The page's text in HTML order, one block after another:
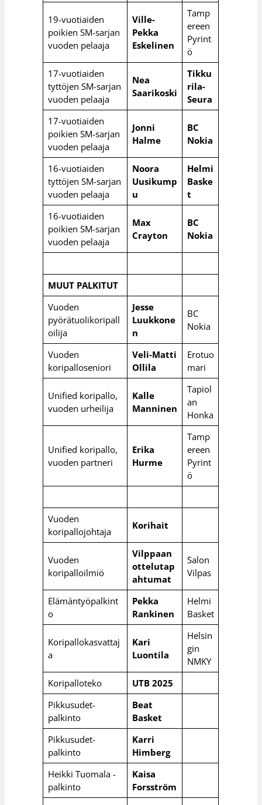
19-vuotiaiden
poikien SM-sarjan
vuoden pelaaja
Ville-
Pekka
Eskelinen
Tamp
ereen
Pyrint
ö
17-vuotiaiden
tyttöjen SM-sarjan
vuoden pelaaja
Nea
Saarikoski
Tikku
rila-
Seura
17-vuotiaiden
poikien SM-sarjan
vuoden pelaaja
Jonni
Halme
BC
Nokia
16-vuotiaiden
tyttöjen SM-sarjan
vuoden pelaaja
Noora
Uusikump
u
Helmi
Baske
t
16-vuotiaiden
poikien SM-sarjan
vuoden pelaaja
Max
Crayton
BC
Nokia
MUUT PALKITUT
Vuoden
pyörätuolikoripall
oilija
Jesse
Luukkone
n
BC
Nokia
Vuoden
koripalloseniori
Veli-Matti
Ollila
Erotuo
mari
Unified koripallo,
vuoden urheilija
Kalle
Manninen
Tapiol
an
Honka
Unified koripallo,
vuoden partneri
Erika
Hurme
Tamp
ereen
Pyrint
ö
Vuoden
koripallojohtaja
Korihait
Vuoden
koripalloilmiö
Vilppaan
ottelutap
ahtumat
Salon
Vilpas
Elämäntyöpalkint
o
Pekka
Rankinen
Helmi
Basket
Koripallokasvattaj
a
Kari
Luontila
Helsin
gin
NMKY
Koripalloteko
UTB 2025
Pikkusudet-
palkinto
Beat
Basket
Pikkusudet-
palkinto
Karri
Himberg
Heikki Tuomala -
palkinto
Kaisa
Forsström